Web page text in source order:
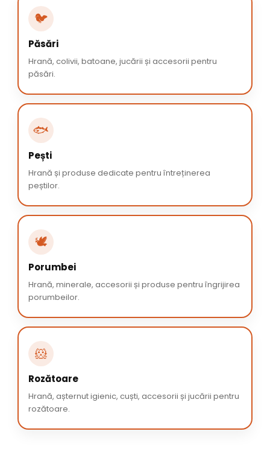
🐦
Păsări
Hrană, colivii, batoane, jucării și accesorii pentru
păsări.
🐟
Pești
Hrană și produse dedicate pentru întreținerea
peștilor.
🕊️
Porumbei
Hrană, minerale, accesorii și produse pentru îngrijirea
porumbeilor.
🐹
Rozătoare
Hrană, așternut igienic, cuști, accesorii și jucării pentru
rozătoare.